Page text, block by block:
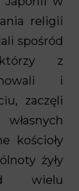
religii
spośród
z
i
zaczęli
kościoły
żyły
wielu